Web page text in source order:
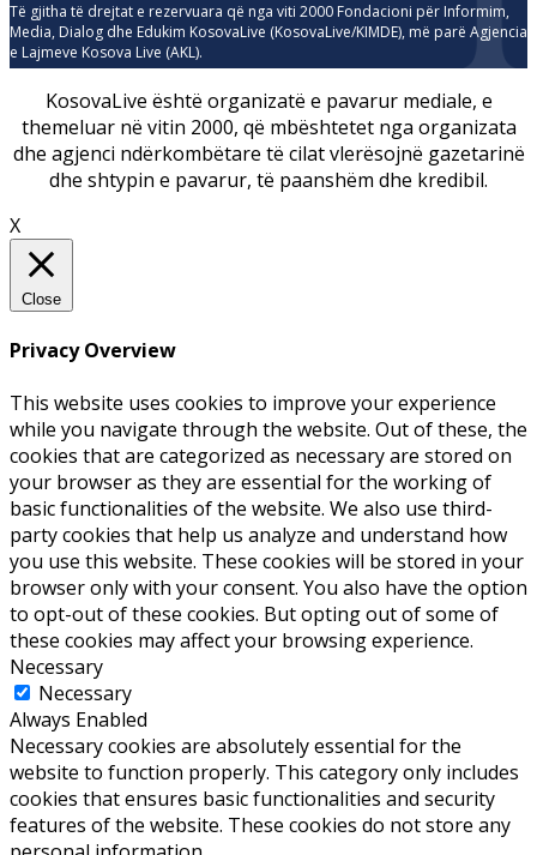
Të gjitha të drejtat e rezervuara që nga viti 2000 Fondacioni për Informim,
Media, Dialog dhe Edukim KosovaLive (KosovaLive/KIMDE), më parë Agjencia
e Lajmeve Kosova Live (AKL).
KosovaLive është organizatë e pavarur mediale, e
themeluar në vitin 2000, që mbështetet nga organizata
dhe agjenci ndërkombëtare të cilat vlerësojnë gazetarinë
dhe shtypin e pavarur, të paanshëm dhe kredibil.
X
Close
Privacy Overview
This website uses cookies to improve your experience
while you navigate through the website. Out of these, the
cookies that are categorized as necessary are stored on
your browser as they are essential for the working of
basic functionalities of the website. We also use third-
party cookies that help us analyze and understand how
you use this website. These cookies will be stored in your
browser only with your consent. You also have the option
to opt-out of these cookies. But opting out of some of
these cookies may affect your browsing experience.
Necessary
Necessary
Always Enabled
Necessary cookies are absolutely essential for the
website to function properly. This category only includes
cookies that ensures basic functionalities and security
features of the website. These cookies do not store any